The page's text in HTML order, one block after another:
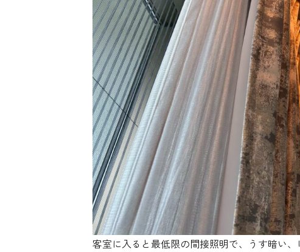
客室に入ると最低限の間接照明で、うす暗い